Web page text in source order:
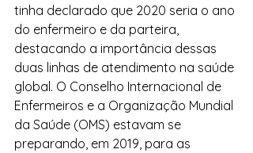
tinha declarado que 2020 seria o ano
do enfermeiro e da parteira,
destacando a importância dessas
duas linhas de atendimento na saúde
global. O Conselho Internacional de
Enfermeiros e a Organização Mundial
da Saúde (OMS) estavam se
preparando, em 2019, para as